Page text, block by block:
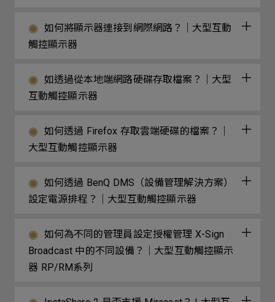
如何將顯示器連接到網際網路？｜大型互動
觸控顯示器
如透過從本地端網路硬碟存取檔案？｜大型
互動觸控顯示器
如何透過 Firefox 存取雲端硬碟的檔案？｜
大型互動觸控顯示器
如何透過 BenQ DMS（設備管理解決方案）
設定電源排程？｜大型互動觸控顯示器
如何為不同的管理員設定授權管理 X-Sign
Broadcast 中的不同設備？｜大型互動觸控顯示
器 RP/RM系列